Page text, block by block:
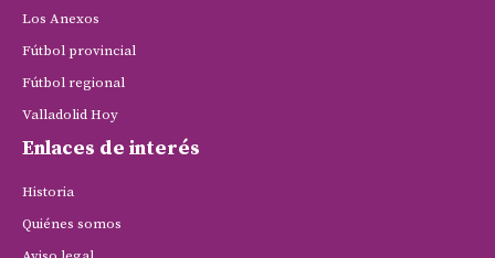
Los Anexos
Fútbol provincial
Fútbol regional
Valladolid Hoy
Enlaces de interés
Historia
Quiénes somos